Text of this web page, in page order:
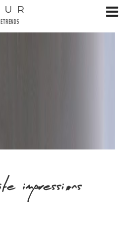
impressions